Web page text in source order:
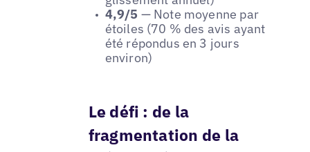
4,9/5 — Note moyenne par
étoiles (70 % des avis ayant
été répondus en 3 jours
environ)
Le défi : de la
fragmentation de la